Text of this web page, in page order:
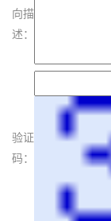
向描
述：
验证
码：